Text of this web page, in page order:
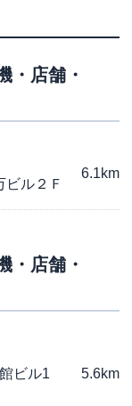
・店舗・
ル２Ｆ
6.1km
・店舗・
ビル1
5.6km